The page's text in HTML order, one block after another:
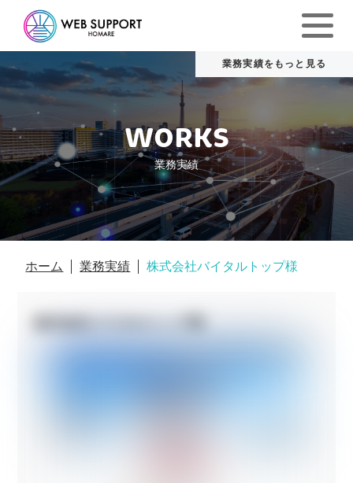
WORKS
業務実績
ホーム 業務実績 株式会社バイタルトップ様